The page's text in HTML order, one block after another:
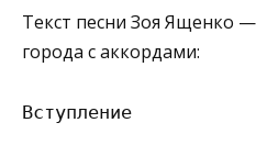
Текст песни Зоя Ященко
города с аккордами:
Вступление